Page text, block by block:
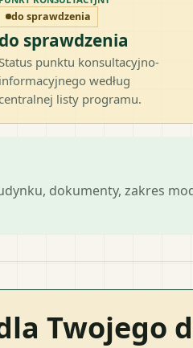
do sprawdzenia
do sprawdzenia
Status punktu konsultacyjno-
informacyjnego według
centralnej listy programu.
dokumenty, zakres
Twojego